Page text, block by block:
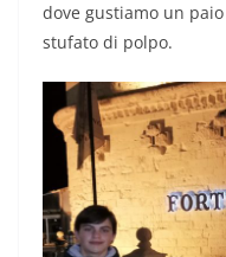
dove gustiamo un
stufato di polpo.